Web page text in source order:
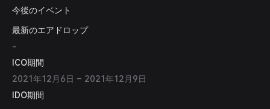
の開発と流動性の資金調達を目的としています。
今後のイベント
最新のエアドロップ
-
ICO期間
2021年12月6日 – 2021年12月9日
IDO期間